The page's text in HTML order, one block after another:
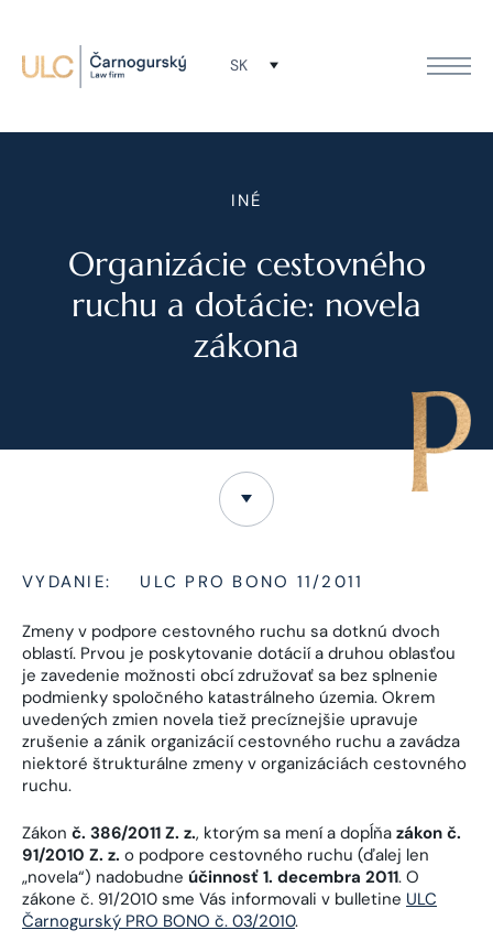
SK
INÉ
Organizácie cestovného
ruchu a dotácie: novela
zákona
VYDANIE: ULC PRO BONO 11/2011
Zmeny v podpore cestovného ruchu sa dotknú dvoch
oblastí. Prvou je poskytovanie dotácií a druhou oblasťou
je zavedenie možnosti obcí združovať sa bez splnenie
podmienky spoločného katastrálneho územia. Okrem
uvedených zmien novela tiež precíznejšie upravuje
zrušenie a zánik organizácií cestovného ruchu a zavádza
niektoré štrukturálne zmeny v organizáciách cestovného
ruchu.
Zákon č. 386/2011 Z. z., ktorým sa mení a dopĺňa zákon č.
91/2010 Z. z. o podpore cestovného ruchu (ďalej len
„novela“) nadobudne účinnosť 1. decembra 2011. O
zákone č. 91/2010 sme Vás informovali v bulletine ULC
Čarnogurský PRO BONO č. 03/2010.